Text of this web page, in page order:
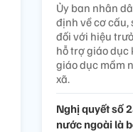
Ủy ban nhân
định về cơ cấu,
đối với hiệu
hỗ trợ giáo dục
giáo dục mầm
xã.
Nghị quyết số
nước ngoài là